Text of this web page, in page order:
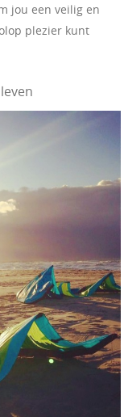
jou een veilig en
plezier kunt